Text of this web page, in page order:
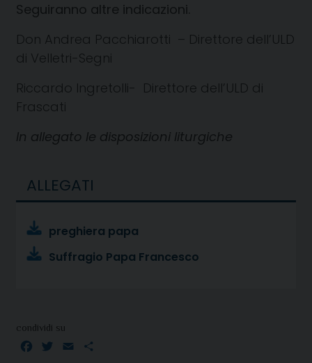
Seguiranno altre indicazioni.
Don Andrea Pacchiarotti – Direttore dell’ULD
di Velletri-Segni
Riccardo Ingretolli- Direttore dell’ULD di
Frascati
In allegato le disposizioni liturgiche
ALLEGATI
preghiera papa
Suffragio Papa Francesco
condividi su
Facebook
TwitterEmail